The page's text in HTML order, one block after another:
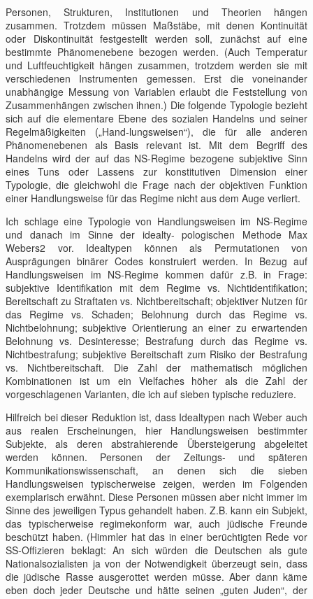
Personen, Strukturen, Institutionen und Theorien hängen
zusammen. Trotzdem müssen Maßstäbe, mit denen Kontinuität
oder Diskontinuität festgestellt werden soll, zunächst auf eine
bestimmte Phänomenebene bezogen werden. (Auch Temperatur
und Luftfeuchtigkeit hängen zusammen, trotzdem werden sie mit
verschiedenen Instrumenten gemessen. Erst die voneinander
unabhängige Messung von Variablen erlaubt die Feststellung von
Zusammenhängen zwischen ihnen.) Die folgende Typologie bezieht
sich auf die elementare Ebene des sozialen Handelns und seiner
Regelmäßigkeiten („Hand-lungsweisen“), die für alle anderen
Phänomenebenen als Basis relevant ist. Mit dem Begriff des
Handelns wird der auf das NS-Regime bezogene subjektive Sinn
eines Tuns oder Lassens zur konstitutiven Dimension einer
Typologie, die gleichwohl die Frage nach der objektiven Funktion
einer Handlungsweise für das Regime nicht aus dem Auge verliert.
Ich schlage eine Typologie von Handlungsweisen im NS-Regime
und danach im Sinne der idealty- pologischen Methode Max
Webers2 vor. Idealtypen können als Permutationen von
Ausprägungen binärer Codes konstruiert werden. In Bezug auf
Handlungsweisen im NS-Regime kommen dafür z.B. in Frage:
subjektive Identifikation mit dem Regime vs. Nichtidentifikation;
Bereitschaft zu Straftaten vs. Nichtbereitschaft; objektiver Nutzen für
das Regime vs. Schaden; Belohnung durch das Regime vs.
Nichtbelohnung; subjektive Orientierung an einer zu erwartenden
Belohnung vs. Desinteresse; Bestrafung durch das Regime vs.
Nichtbestrafung; subjektive Bereitschaft zum Risiko der Bestrafung
vs. Nichtbereitschaft. Die Zahl der mathematisch möglichen
Kombinationen ist um ein Vielfaches höher als die Zahl der
vorgeschlagenen Varianten, die ich auf sieben typische reduziere.
Hilfreich bei dieser Reduktion ist, dass Idealtypen nach Weber auch
aus realen Erscheinungen, hier Handlungsweisen bestimmter
Subjekte, als deren abstrahierende Übersteigerung abgeleitet
werden können. Personen der Zeitungs- und späteren
Kommunikationswissenschaft, an denen sich die sieben
Handlungsweisen typischerweise zeigen, werden im Folgenden
exemplarisch erwähnt. Diese Personen müssen aber nicht immer im
Sinne des jeweiligen Typus gehandelt haben. Z.B. kann ein Subjekt,
das typischerweise regimekonform war, auch jüdische Freunde
beschützt haben. (Himmler hat das in einer berüchtigten Rede vor
SS-Offizieren beklagt: An sich würden die Deutschen als gute
Nationalsozialisten ja von der Notwendigkeit überzeugt sein, dass
die jüdische Rasse ausgerottet werden müsse. Aber dann käme
eben doch jeder Deutsche und hätte seinen „guten Juden“, der